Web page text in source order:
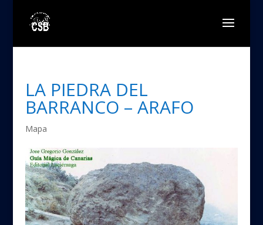
LA PIEDRA DEL
BARRANCO – ARAFO
Mapa